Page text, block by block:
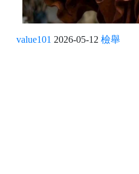
value101 2026-05-12 檢舉